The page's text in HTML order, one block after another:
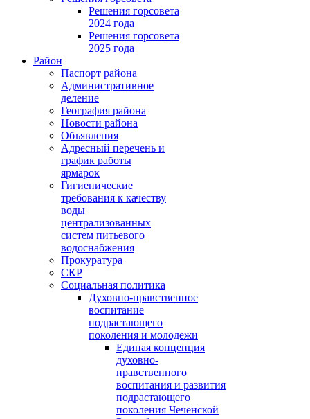
Решения горсовета
2024 года
Решения горсовета
2025 года
Район
Паспорт района
Административное
деление
География района
Новости района
Объявления
Адресный перечень и
график работы
ярмарок
Гигиенические
требования к качеству
воды
централизованных
систем питьевого
водоснабжения
Прокуратура
СКР
Социальная политика
Духовно-нравственное
воспитание
подрастающего
поколения и молодежи
Единая концепция
духовно-
нравственного
воспитания и развития
подрастающего
поколения Чеченской